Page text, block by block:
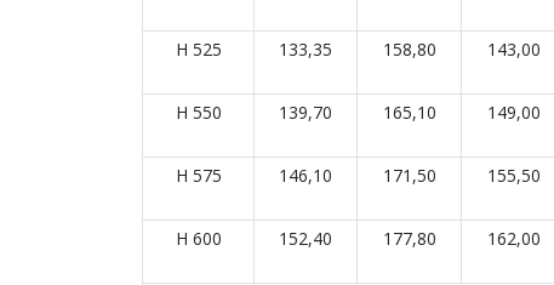
H 525 133,35 158,80 143,00
H 550 139,70 165,10 149,00
H 575 146,10 171,50 155,50
H 600 152,40 177,80 162,00